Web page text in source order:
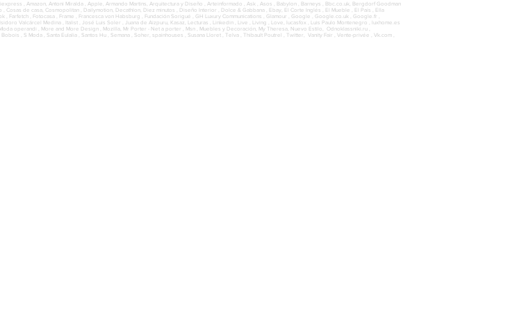
, Amazon, Antoni Miralda , Apple, Armando Martins, Arquitectura y Diseño , Arteinformado , Ask , Asos , Babylon , Barneys , Bbc.co.uk,
Bergdorf Goodman
Cosas de casa, Cosmopolitan , Dailymotion, Decathlon, Diez minutos , Diseño Interior , Dolce & Gabbana , Ebay, El Corte Inglés , El Mueble , El País ,
Ella
, Farfetch ,
Fotocasa , Frame , Francesca von Habsburg , Fundación Sorigué , GH Luxury Communications , Glamour , Google , Google.co.uk , Google.fr ,
Valcárcel Medina , Italist , José Luis Soler , Juana de Aizpuru, Kasaz, Lecturas , Linkedin , Live , Living , Love, lucasfox , Luis Paulo Montenegro ,
luxhome.es
Moda operandi , More and More Design , Mozilla, Mr Porter - Net a porter , Msn , Muebles y Decoración, My Theresa, Nuevo Estilo, Odnoklassniki.ru ,
,
S Moda , Santa Eulalia , Santos Hu , Semana , Soher, spainhouses , Susana Lloret , Telva , Thibault Poutrel , Twitter, Vanity Fair , Vente-privée , Vk.com ,